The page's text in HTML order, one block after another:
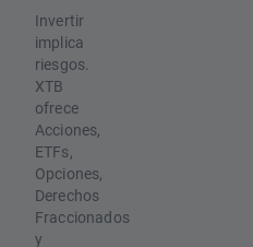
Invertir
implica
riesgos.
XTB
ofrece
Acciones,
ETFs,
Opciones,
Derechos
Fraccionados
y